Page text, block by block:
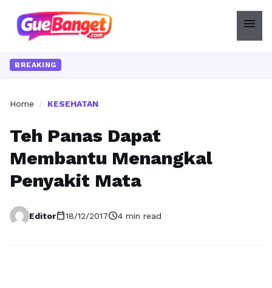
menu
BREAKING
Home / KESEHATAN
Teh Panas Dapat
Membantu Menangkal
Penyakit Mata
Editorcalendar_today18/12/2017schedule4 min read